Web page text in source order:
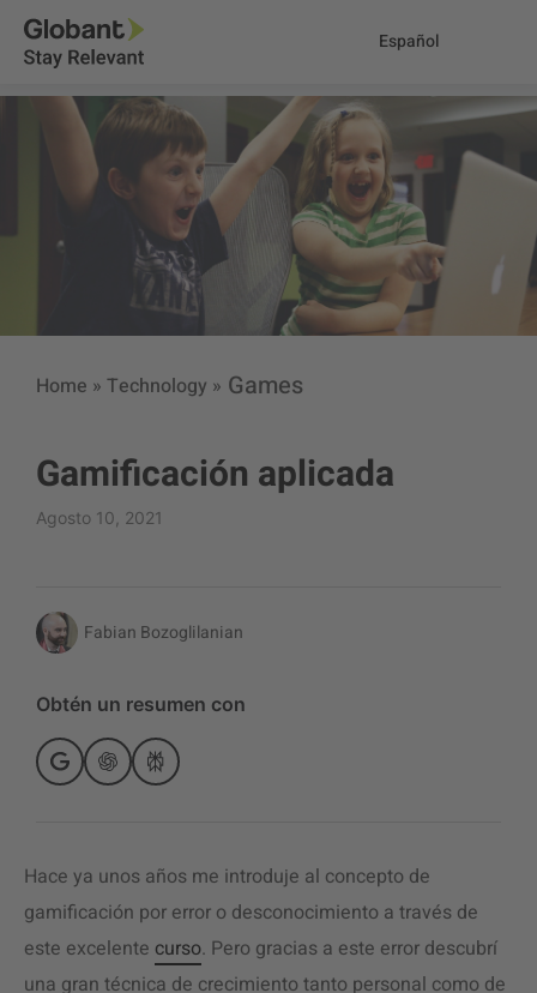
Español
Home » Technology » Games
Gamificación aplicada
Agosto 10, 2021
Fabian Bozoglilanian
Obtén un resumen con
Hace ya unos años me introduje al concepto de
gamificación por error o desconocimiento a través de
este excelente curso. Pero gracias a este error descubrí
una gran técnica de crecimiento tanto personal como de